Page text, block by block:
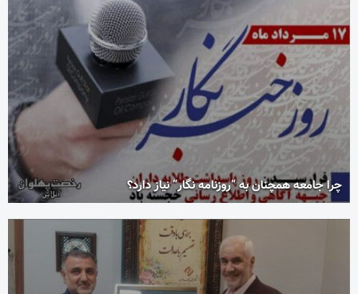
چرا جامعه همچنان به “روزنامه نگار” نیاز دارد؟